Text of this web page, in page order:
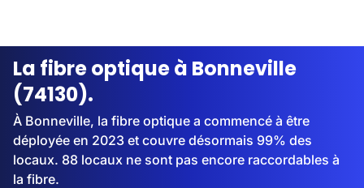
Streaming
La fibre optique à Bonneville
(74130).
À Bonneville, la fibre optique a commencé à être
déployée en 2023 et couvre désormais 99% des
locaux. 88 locaux ne sont pas encore raccordables à
la fibre.